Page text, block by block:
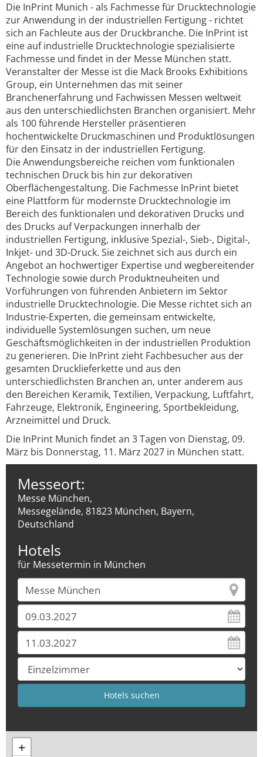
Die InPrint Munich - als Fachmesse für Drucktechnologie
zur Anwendung in der industriellen Fertigung - richtet
sich an Fachleute aus der Druckbranche. Die InPrint ist
eine auf industrielle Drucktechnologie spezialisierte
Fachmesse und findet in der Messe München statt.
Veranstalter der Messe ist die Mack Brooks Exhibitions
Group, ein Unternehmen das mit seiner
Branchenerfahrung und Fachwissen Messen weltweit
aus den unterschiedlichsten Branchen organisiert. Mehr
als 100 führende Hersteller präsentieren
hochentwickelte Druckmaschinen und Produktlösungen
für den Einsatz in der industriellen Fertigung.
Die Anwendungsbereiche reichen vom funktionalen
technischen Druck bis hin zur dekorativen
Oberflächengestaltung. Die Fachmesse InPrint bietet
eine Plattform für modernste Drucktechnologie im
Bereich des funktionalen und dekorativen Drucks und
des Drucks auf Verpackungen innerhalb der
industriellen Fertigung, inklusive Spezial-, Sieb-, Digital-,
Inkjet- und 3D-Druck. Sie zeichnet sich aus durch ein
Angebot an hochwertiger Expertise und wegbereitender
Technologie sowie durch Produktneuheiten und
Vorführungen von führenden Anbietern im Sektor
industrielle Drucktechnologie. Die Messe richtet sich an
Industrie-Experten, die gemeinsam entwickelte,
individuelle Systemlösungen suchen, um neue
Geschäftsmöglichkeiten in der industriellen Produktion
zu generieren. Die InPrint zieht Fachbesucher aus der
gesamten Drucklieferkette und aus den
unterschiedlichsten Branchen an, unter anderem aus
den Bereichen Keramik, Textilien, Verpackung, Luftfahrt,
Fahrzeuge, Elektronik, Engineering, Sportbekleidung,
Arzneimittel und Druck.
Die InPrint Munich findet an 3 Tagen von Dienstag, 09.
März bis Donnerstag, 11. März 2027 in München statt.
Messeort:
Messe München,
Messegelände, 81823 München, Bayern,
Deutschland
Hotels
für Messetermin in München
+